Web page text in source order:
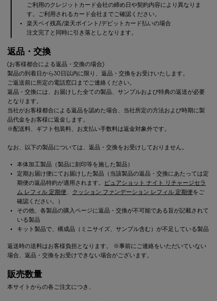
ご利用のクレジットカード会社の締め日や契約内容により異なりま
す。ご利用されるカード会社までご確認ください。
楽天ペイ残高/楽天ポイント/デビットカード払いの場合
注文完了と同時に引き落としとなります。
返品・交換
(お客様都合による返品・交換の場合)
製品の到着日から30日以内に限り、返品・交換をお受けいたします。
ご返送前に所定の電話窓口までご連絡ください。
返品・交換には、お届けした全ての製品、サンプルおよび特典の返送が必要
となります。
当社がお客様都合による返品を認めた場合、当社所定の方法および時期に製
品代金をお客様に返金します。
※配送料、ギフト包装料、お支払い手数料は返金対象外です。
なお、以下の製品については、返品・交換をお受けしておりません。
本体加工製品（製品に刻印等を施した製品）
定期お届け便にてお届けした製品（当該製品の返品・交換にあたっては定
期便の返品特約が適用されます。
ピュアショット ナイト リチャージセラ
ム レフィル 定期便、 クッション ファンデーション レフィル 定期便をご
確認ください。）
その他、各製品の購入ページに返品・交換が不可能である旨が記載されて
いる製品
キット製品で、構成品（ミニサイズ、サンプル含む）が不足している製品
返送時の送料はお客様負担となります。 ※事前にご連絡をいただいていない
場合、返品・交換をお受けできない場合がございます。
販売数量
本サイトからの各ご注文につき、